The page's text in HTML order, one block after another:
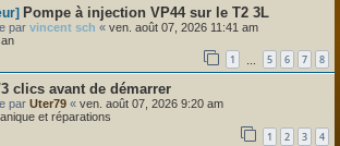
Pompe à injection VP44 sur le T2 3L
par vincent sch « ven. août 07, 2026 11:41 am
1 5 6 7 8
clics avant de démarrer
par Uter79 « ven. août 07, 2026 9:20 am
et réparations
1 2 3 4